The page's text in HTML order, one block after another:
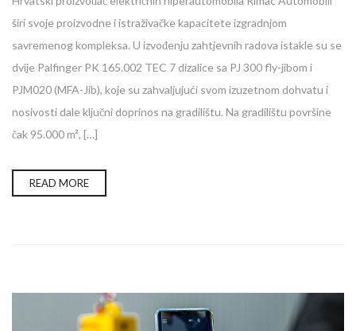
širi svoje proizvodne i istraživačke kapacitete izgradnjom
savremenog kompleksa. U izvođenju zahtjevnih radova istakle su se
dvije Palfinger PK 165.002 TEC 7 dizalice sa PJ 300 fly-jibom i
PJM020 (MFA-Jib), koje su zahvaljujući svom izuzetnom dohvatu i
nosivosti dale ključni doprinos na gradilištu. Na gradilištu površine
čak 95.000 m², […]
READ MORE